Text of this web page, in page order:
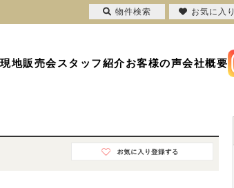
現地販売会スタッフ紹介お客様の声会社概要
物件検索 お気に入り